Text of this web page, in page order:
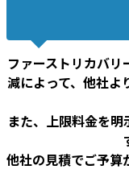
ファーストリカバ
減によって、他社
また、上限料金を
他社の見積でご予算